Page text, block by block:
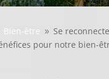
Bien-être 9 Se
pour notre bien-